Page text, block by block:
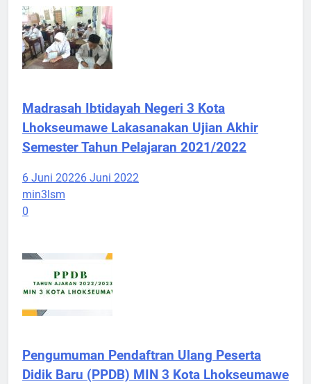
Madrasah Ibtidayah Negeri 3 Kota
Lhokseumawe Lakasanakan Ujian Akhir
Semester Tahun Pelajaran 2021/2022
6 Juni 20226 Juni 2022
min3lsm
0
Pengumuman Pendaftran Ulang Peserta
Didik Baru (PPDB) MIN 3 Kota Lhokseumawe